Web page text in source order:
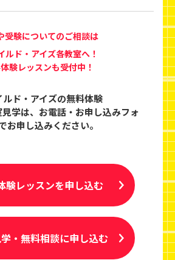
受験についてのご相談は
ルド・アイズ各教室へ！
験レッスンも受付中！
ルド・アイズの無料体験
学は、 お電話・お申し込みフォ
お申し込みください。
験レッスンを申し込む
・無料相談に申し込む